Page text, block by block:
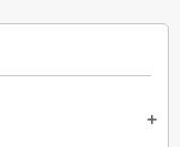
add